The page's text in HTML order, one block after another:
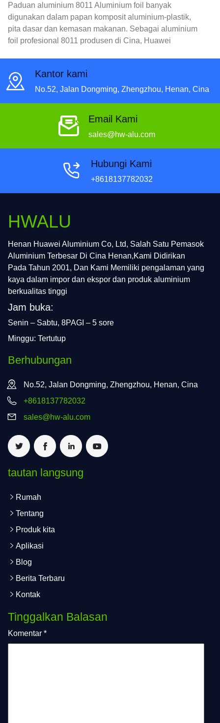
Paduan aluminium 8011 Aluminium foil banyak
digunakan dalam papan komposit aluminium-plastik,
pita dasar dan kemasan makanan. Sebagai aluminium
foil profesional 8011 produsen di Cina, Huawei
20 tahun pengalaman produksi aluminium foil yang kaya
dan teknologi pemrosesan yang terampil.
Kantor kami
No.52, Jalan Dongming, Zhengzhou, Henan, Cina
Email Kami
sales@hw-alu.com
Hubungi Kami
+8618137782032
HWALU
Henan Huawei Aluminium Co, Ltd, Salah Satu Pemasok
Aluminium Terbesar Di Cina Henan,Kami Didirikan
Pada Tahun 2001, Dan Kami Memiliki pengalaman yang
kaya dalam impor dan ekspor dan produk aluminium
berkualitas tinggi
Jam buka:
Senin – Sabtu, 8PAGI – 5 sore
Minggu: Tertutup
Berhubungan
No.52, Jalan Dongming, Zhengzhou, Henan, Cina
+8618137782032
sales@hw-alu.com
tautan langsung
Rumah
Tentang
Produk kita
Aplikasi
Blog
Berita Terbaru
Kontak
Tinggalkan Balasan
Komentar *